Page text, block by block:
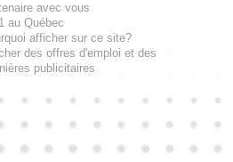
avec vous
au Québec
afficher sur ce site?
des offres d'emploi et des
publicitaires